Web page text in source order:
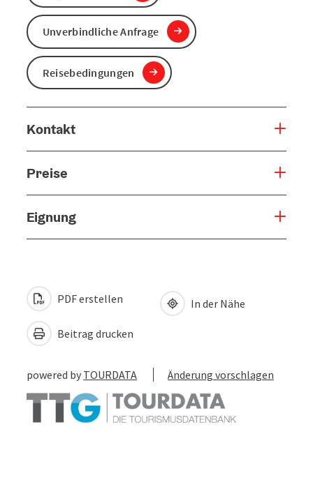
Unverbindliche Anfrage
Reisebedingungen
Kontakt
Preise
Eignung
PDF erstellen
Beitrag drucken
In der Nähe
powered by TOURDATA Änderung vorschlagen